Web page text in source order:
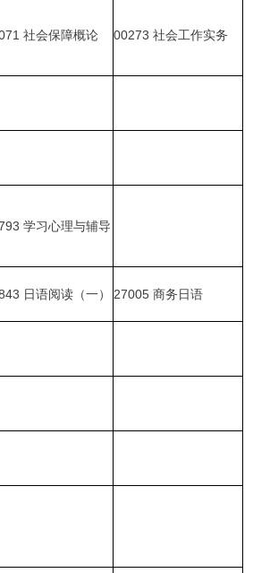
社会保障概论 00273 社会工作实务
学习心理与辅导
日语阅读（一） 27005 商务日语